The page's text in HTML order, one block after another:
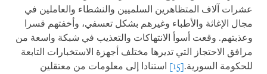
عشرات آلاف المتظاهرين السلميين والنشطاء والعاملين في
مجال الإغاثة والأطباء وغيرهم بشكل تعسفي، وأخفتهم قسرا
وعذبتهم. وقعت أسوأ الانتهاكات والتعذيب في شبكة واسعة من
مرافق الاحتجاز التي تديرها مختلف أجهزة الاستخبارات التابعة
للحكومة السورية.[15]
استنادا إلى معلومات من معتقلين